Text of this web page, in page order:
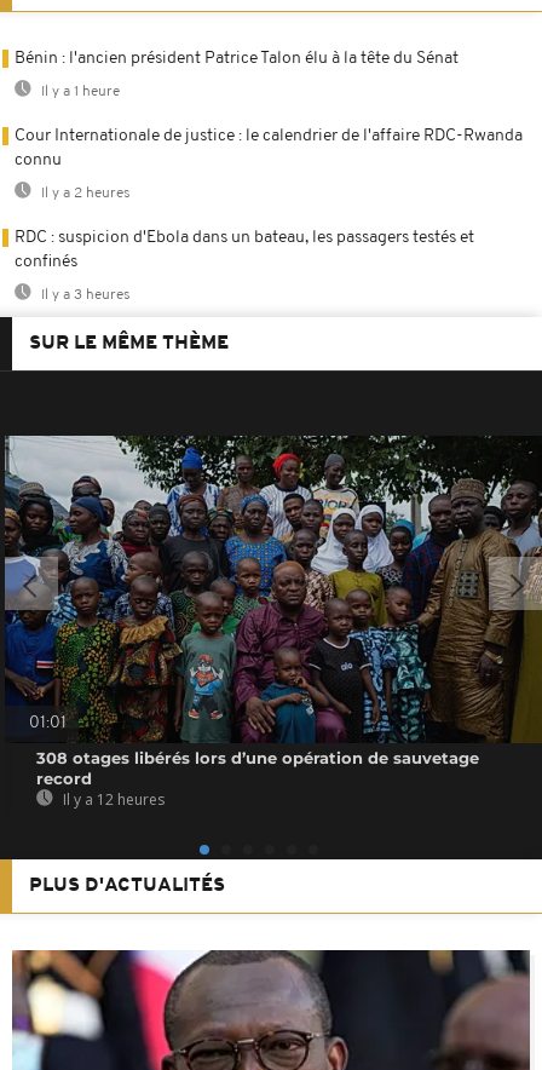
Bénin : l'ancien président Patrice Talon élu à la tête du Sénat
Il y a 1 heure
Cour Internationale de justice : le calendrier de l'affaire RDC-Rwanda
connu
Il y a 2 heures
RDC : suspicion d'Ebola dans un bateau, les passagers testés et
confinés
Il y a 3 heures
SUR LE MÊME THÈME
01:01
308 otages libérés lors d’une opération de sauvetage
record
Il y a 12 heures
PLUS D'ACTUALITÉS